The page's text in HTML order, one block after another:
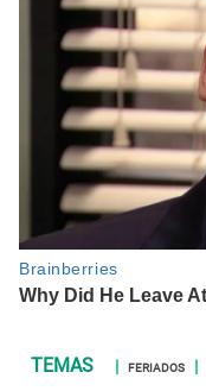
FERIADOS